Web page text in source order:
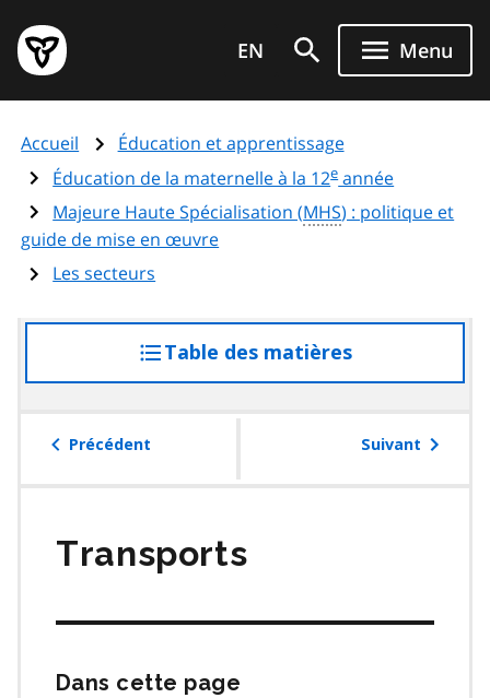
au
contenu
principal
Page
d'accueil
de
l'Ontario
EN Menu
Accueil
Éducation et apprentissage
Éducation de la maternelle à la 12eannée
Majeure Haute Spécialisation (MHS) : politique et
guide de mise en œuvre
Les secteurs
Table des matières
à
table
Précédent Suivant
Transports
Dans cette page